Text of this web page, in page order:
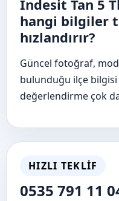
İndesit Tan 5
hangi bilgiler
hızlandırır?
Güncel fotoğraf,
bulunduğu ilçe bilgisi
değerlendirme çok
HIZLI TEKLIF
0535 791 11